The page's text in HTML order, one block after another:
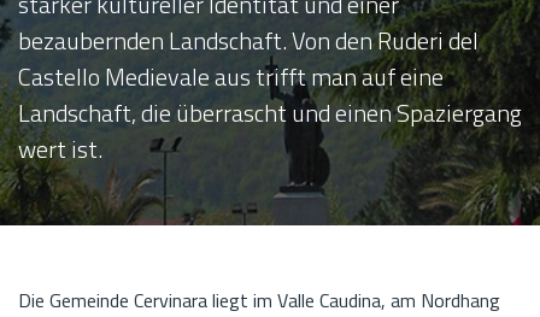
bezaubernden Landschaft. Von den Ruderi del
Castello Medievale aus trifft man auf eine
Landschaft, die überrascht und einen Spaziergang
wert ist.
Die Gemeinde Cervinara liegt im Valle Caudina, am Nordhang